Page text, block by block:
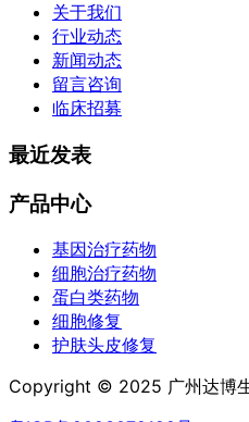
关于我们
行业动态
新闻动态
留言咨询
临床招募
最近发表
产品中心
基因治疗药物
细胞治疗药物
蛋白类药物
细胞修复
护肤头皮修复
Copyright © 2025 广州达博